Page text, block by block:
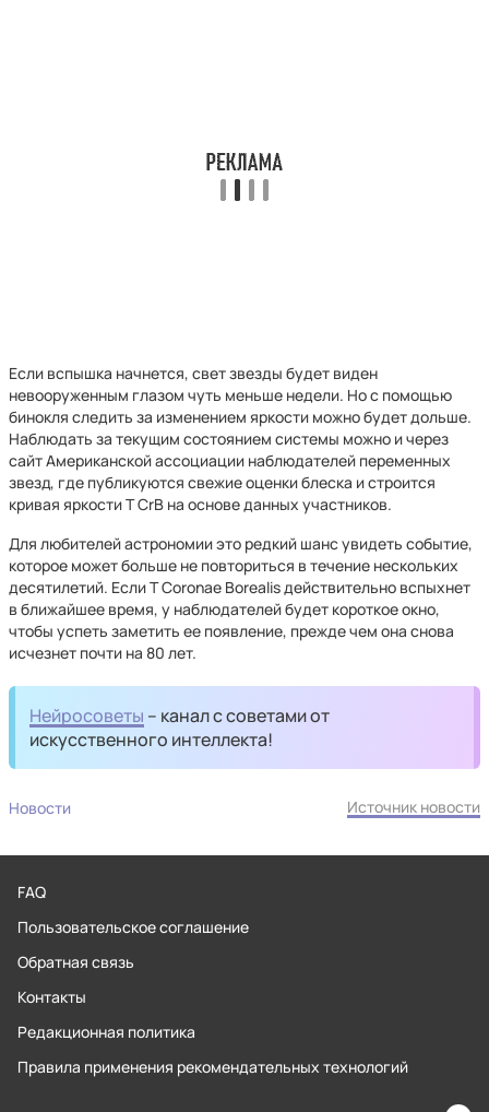
Если вспышка начнется, свет звезды будет виден
невооруженным глазом чуть меньше недели. Но с помощью
бинокля следить за изменением яркости можно будет дольше.
Наблюдать за текущим состоянием системы можно и через
сайт Американской ассоциации наблюдателей переменных
звезд, где публикуются свежие оценки блеска и строится
кривая яркости T CrB на основе данных участников.
Для любителей астрономии это редкий шанс увидеть событие,
которое может больше не повториться в течение нескольких
десятилетий. Если T Coronae Borealis действительно вспыхнет
в ближайшее время, у наблюдателей будет короткое окно,
чтобы успеть заметить ее появление, прежде чем она снова
исчезнет почти на 80 лет.
Нейросоветы – канал с советами от
искусственного интеллекта!
Новости Источник новости
FAQ
Пользовательское соглашение
Обратная связь
Контакты
Редакционная политика
Правила применения рекомендательных технологий